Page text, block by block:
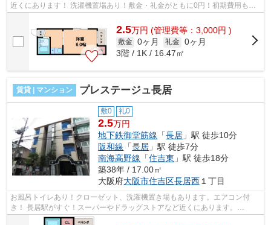
近くにあります！ 洗濯機置場あり！敷金・礼金がともに0円！初期費用も抑
えれます！ ■□■□■□■□■□■□■□■□■□■□■□...
2.5万円 (管理費等：3,000円 )
敷金 0ヶ月 礼金 0ヶ月
3階 / 1K / 16.47㎡
賃貸 | マンション プレステージュ長居
敷0 礼0
2.5万円
地下鉄御堂筋線 「長居 」駅 徒歩10分
阪和線 「長居 」駅 徒歩7分
南海高野線 「住吉東 」駅 徒歩18分
築38年 / 17.00㎡
大阪府大阪市住吉区長居西 １丁目
お風呂トイレあり！クローゼット、洗濯機置き場もあります。エアコン付
き！ 長居駅がすぐ！スーパーやドラッグストアなど近くにあります。
■□■□■□■□■□■□■□■□■□■□■□■□■□■□■□■□■□■□■□■...